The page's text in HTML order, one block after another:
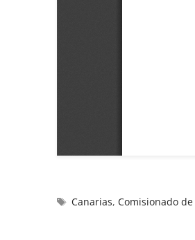
Canarias,Comisionado